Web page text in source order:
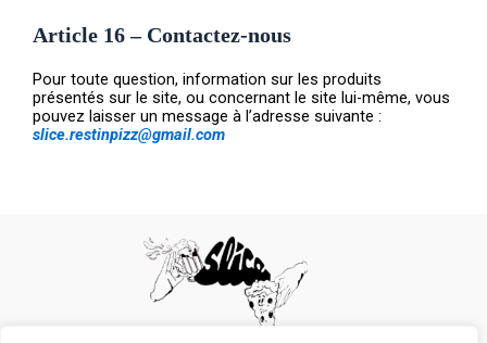
Article 16 – Contactez-nous
Pour toute question, information sur les produits
présentés sur le site, ou concernant le site lui-même, vous
pouvez laisser un message à l’adresse suivante :
slice.restinpizz@gmail.com